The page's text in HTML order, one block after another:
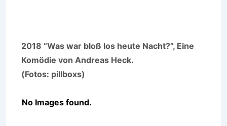
2018 “Was war bloß los heute Nacht?”, Eine
Komödie von Andreas Heck.
(Fotos: pillboxs)
No Images found.